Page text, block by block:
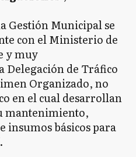
Gestión Municipal se
con el Ministerio de
y muy
de Tráfico
Organizado, no
en el cual desarrollan
mantenimiento,
insumos básicos para